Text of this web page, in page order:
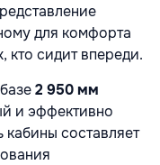
для комфорта
кто сидит впереди.
2 950 мм
и эффективно
составляет